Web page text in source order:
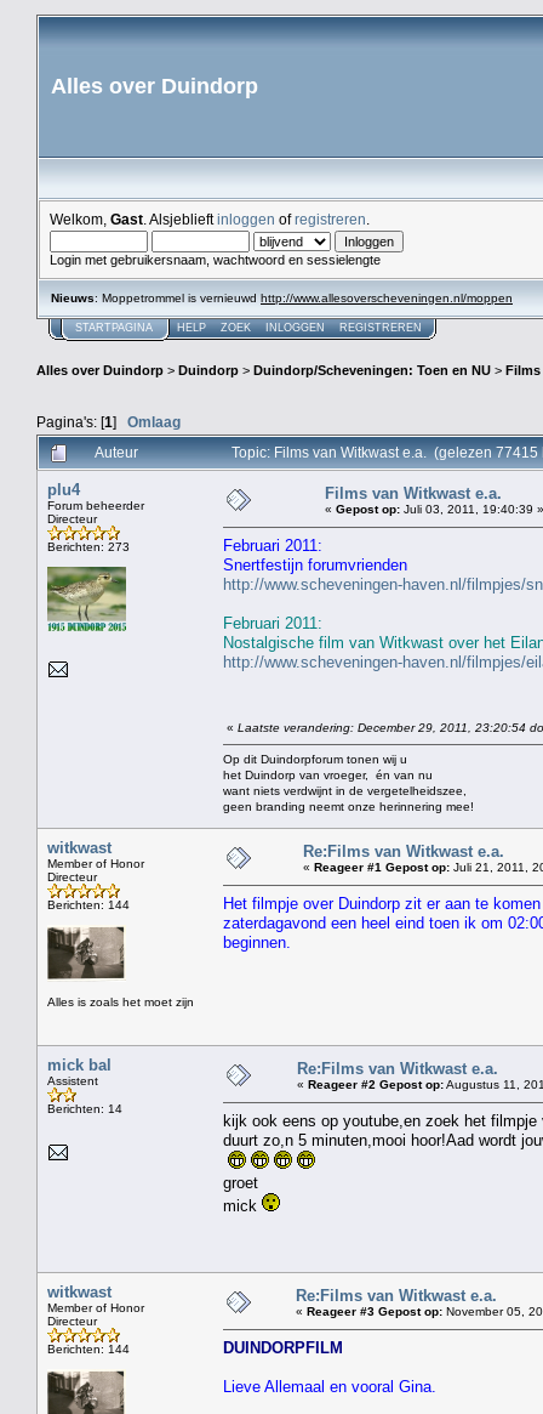
Alles over Duindorp
Welkom, Gast . Alsjeblieftinloggen ofregistreren
Login met gebruikersnaam, wachtwoord en sessielengte
Nieuws: Moppetrommel is vernieuwd http://www.allesoverscheveningen.nl/moppen
STARTPAGINA HELP ZOEK INLOGGEN REGISTREREN
Alles over Duindorp > Duindorp > Duindorp/Scheveningen: Toen en NU >
Pagina's: [1] Omlaag
Auteur
Topic: Films van Witkwast e.a. (gelezen 77415
plu4
Forum beheerder
Directeur
Berichten: 273
Films van Witkwast e.a.
« Gepost op: Juli 03, 2011, 19:40:39 »
Februari 2011:
Snertfestijn forumvrienden
http://www.scheveningen-haven.nl/filmpjes/
Februari 2011:
Nostalgische film van Witkwast over het
http://www.scheveningen-haven.nl/filmpjes/
« Laatste verandering: December 29, 2011, 23:20:54
Op dit Duindorpforum tonen wij u
het Duindorp van vroeger, én van nu
want niets verdwijnt in de vergetelheidszee,
geen branding neemt onze herinnering mee!
witkwast
Member of Honor
Directeur
Berichten: 144
Alles is zoals het moet zijn
Re:Films van Witkwast e.a.
« Reageer #1 Gepost op: Juli 21, 2011,
Het filmpje over Duindorp zit er aan te
zaterdagavond een heel eind toen ik om
beginnen.
mick bal
Assistent
Berichten: 14
Re:Films van Witkwast e.a.
« Reageer #2 Gepost op:Augustus 11,
kijk ook eens op youtube,en zoek het
duurt zo,n 5 minuten,mooi hoor!Aad wordt
groet
mick
witkwast
Member of Honor
Directeur
Berichten: 144
Re:Films van Witkwast e.a.
« Reageer #3 Gepost op: November 05,
DUINDORPFILM
Lieve Allemaal en vooral Gina.